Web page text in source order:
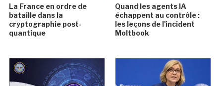
La France en ordre de
bataille dans la
cryptographie post-
quantique
Quand les agents IA
échappent au contrôle :
les leçons de l'incident
Moltbook